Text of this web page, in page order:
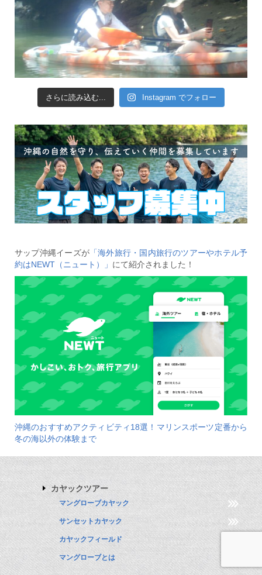
さらに読み込む... Instagram でフォロー
サップ沖縄イーズが 「海外旅行・国内旅行のツアーやホテル予
約はNEWT（ニュート）」 にて紹介されました！
沖縄のおすすめアクティビティ18選！マリンスポーツ定番から
冬の海以外の体験まで
カヤックツアー
マングローブカヤック
サンセットカヤック
カヤックフィールド
マングローブとは